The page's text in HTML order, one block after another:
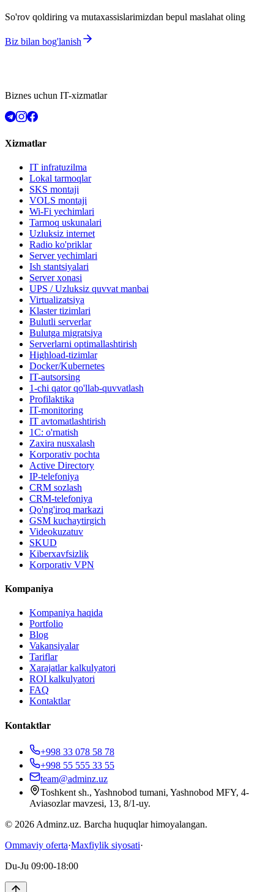
So'rov qoldiring va mutaxassislarimizdan bepul maslahat oling
Biz bilan bog'lanish
Biznes uchun IT-xizmatlar
Xizmatlar
IT infratuzilma
Lokal tarmoqlar
SKS montaji
VOLS montaji
Wi-Fi yechimlari
Tarmoq uskunalari
Uzluksiz internet
Radio ko'priklar
Server yechimlari
Ish stantsiyalari
Server xonasi
UPS / Uzluksiz quvvat manbai
Virtualizatsiya
Klaster tizimlari
Bulutli serverlar
Bulutga migratsiya
Serverlarni optimallashtirish
Highload-tizimlar
Docker/Kubernetes
IT-autsorsing
1-chi qator qo'llab-quvvatlash
Profilaktika
IT-monitoring
IT avtomatlashtirish
1C: o'rnatish
Zaxira nusxalash
Korporativ pochta
Active Directory
IP-telefoniya
CRM sozlash
CRM-telefoniya
Qo'ng'iroq markazi
GSM kuchaytirgich
Videokuzatuv
SKUD
Kiberxavfsizlik
Korporativ VPN
Kompaniya
Kompaniya haqida
Portfolio
Blog
Vakansiyalar
Tariflar
Xarajatlar kalkulyatori
ROI kalkulyatori
FAQ
Kontaktlar
Kontaktlar
+998 33 078 58 78
+998 55 555 33 55
team@adminz.uz
Toshkent sh., Yashnobod tumani, Yashnobod MFY, 4-
Aviasozlar mavzesi, 13, 8/1-uy.
© 2026 Adminz.uz. Barcha huquqlar himoyalangan.
Ommaviy oferta·Maxfiylik siyosati·
Du-Ju 09:00-18:00